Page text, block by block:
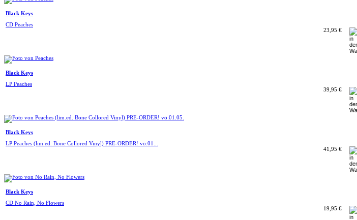
Black Keys
CD Peaches
23,95 €
Black Keys
LP Peaches
39,95 €
Black Keys
LP Peaches (lim.ed. Bone Collored Vinyl) PRE-ORDER! vö:01...
41,95 €
Black Keys
CD No Rain, No Flowers
19,95 €